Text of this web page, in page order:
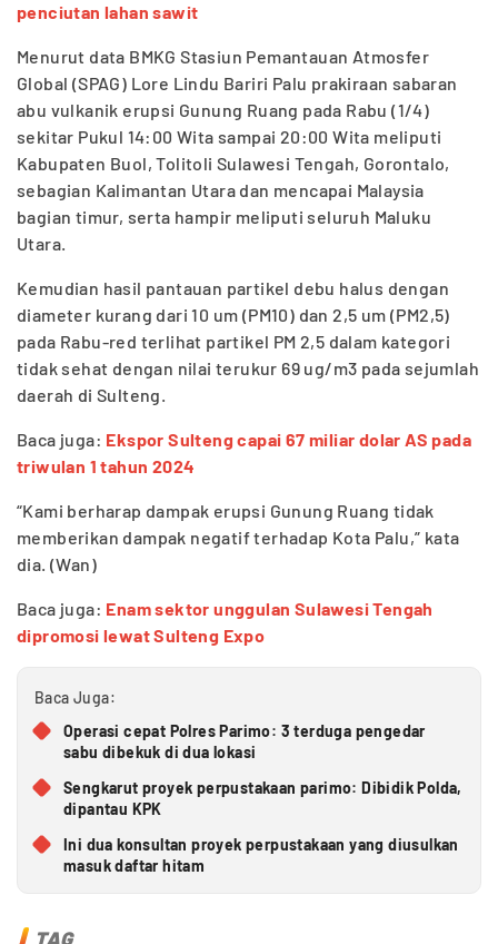
penciutan lahan sawit
Menurut data BMKG Stasiun Pemantauan Atmosfer
Global (SPAG) Lore Lindu Bariri Palu prakiraan sabaran
abu vulkanik erupsi Gunung Ruang pada Rabu (1/4)
sekitar Pukul 14:00 Wita sampai 20:00 Wita meliputi
Kabupaten Buol, Tolitoli Sulawesi Tengah, Gorontalo,
sebagian Kalimantan Utara dan mencapai Malaysia
bagian timur, serta hampir meliputi seluruh Maluku
Utara.
Kemudian hasil pantauan partikel debu halus dengan
diameter kurang dari 10 um (PM10) dan 2,5 um (PM2,5)
pada Rabu-red terlihat partikel PM 2,5 dalam kategori
tidak sehat dengan nilai terukur 69 ug/m3 pada sejumlah
daerah di Sulteng.
Baca juga: Ekspor Sulteng capai 67 miliar dolar AS pada
triwulan 1 tahun 2024
“Kami berharap dampak erupsi Gunung Ruang tidak
memberikan dampak negatif terhadap Kota Palu,” kata
dia. (Wan)
Baca juga: Enam sektor unggulan Sulawesi Tengah
dipromosi lewat Sulteng Expo
Baca Juga:
Operasi cepat Polres Parimo: 3 terduga pengedar
sabu dibekuk di dua lokasi
Sengkarut proyek perpustakaan parimo: Dibidik Polda,
dipantau KPK
Ini dua konsultan proyek perpustakaan yang diusulkan
masuk daftar hitam
TAG